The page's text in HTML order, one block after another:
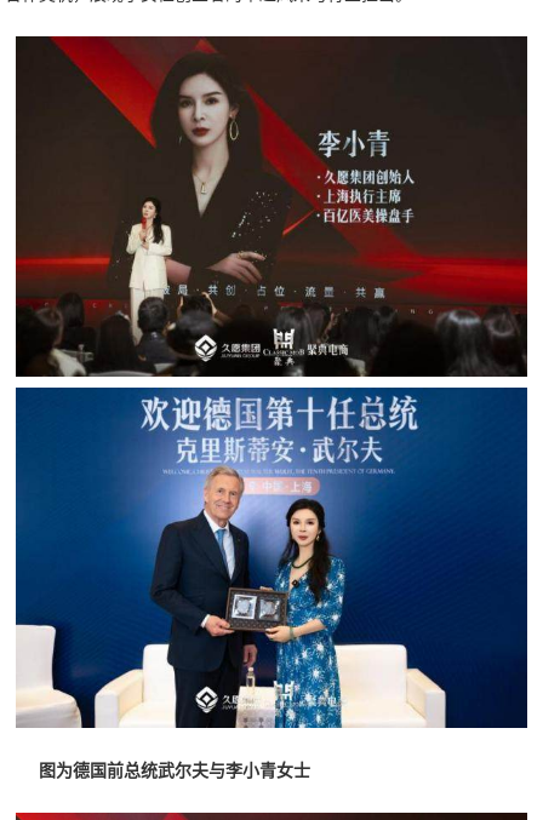
图为德国前总统武尔夫与李小青女士